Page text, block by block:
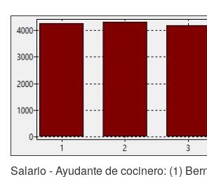
Salario - Ayudante de cocinero: (1)